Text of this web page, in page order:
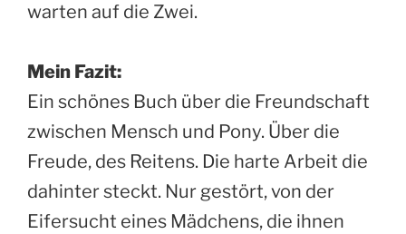
warten auf die Zwei.
Mein Fazit:
Ein schönes Buch über die Freundschaft
zwischen Mensch und Pony. Über die
Freude, des Reitens. Die harte Arbeit die
dahinter steckt. Nur gestört, von der
Eifersucht eines Mädchens, die ihnen